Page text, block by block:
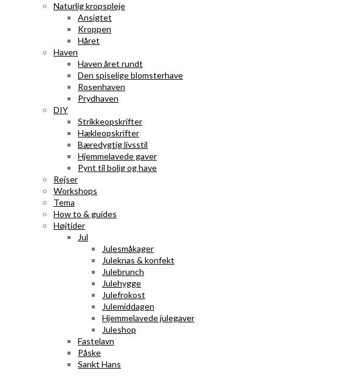
Naturlig kropspleje
Ansigtet
Kroppen
Håret
Haven
Haven året rundt
Den spiselige blomsterhave
Rosenhaven
Prydhaven
DIY
Strikkeopskrifter
Hækleopskrifter
Bæredygtig livsstil
Hjemmelavede gaver
Pynt til bolig og have
Rejser
Workshops
Tema
How to & guides
Højtider
Jul
Julesmåkager
Juleknas & konfekt
Julebrunch
Julehygge
Julefrokost
Julemiddagen
Hjemmelavede julegaver
Juleshop
Fastelavn
Påske
Sankt Hans